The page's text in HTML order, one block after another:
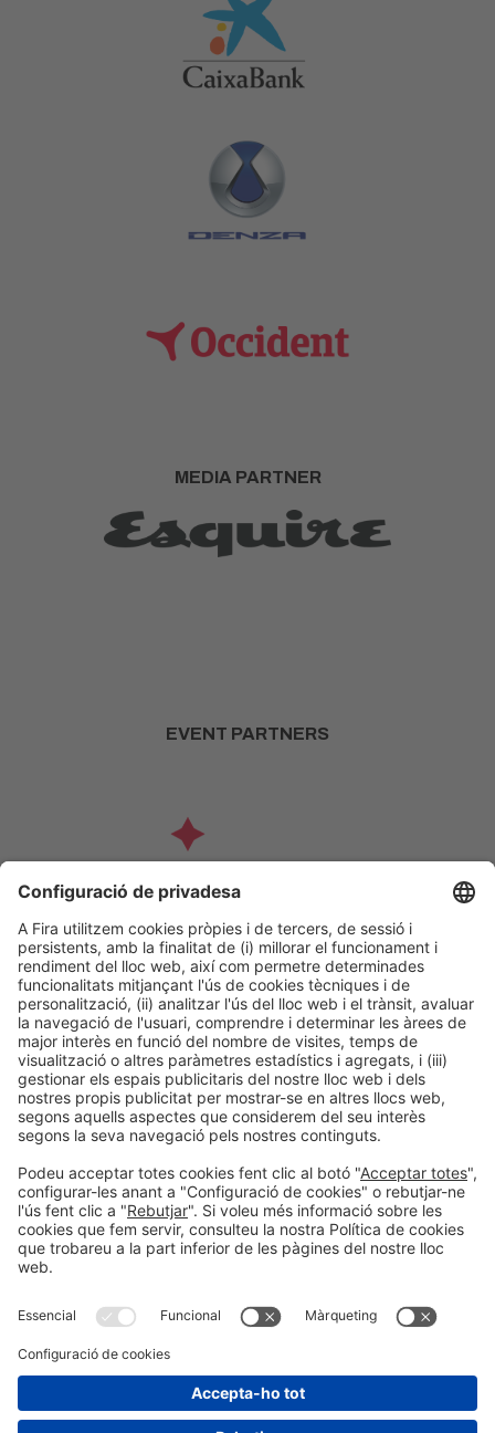
MEDIA PARTNER
EVENT PARTNERS
ContacteAvís legalPolítica de privacitatPolítica de cookies
#SALONNAUTICO
a les xarxes socials